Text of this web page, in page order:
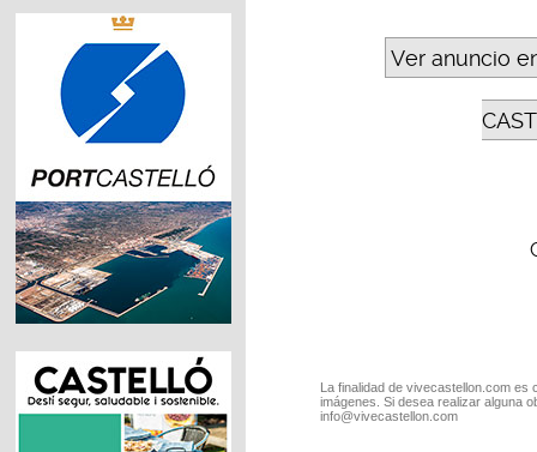
Ver anuncio
La finalidad de vivecastellon.com
imágenes. Si desea realizar alguna
info@vivecastellon.com